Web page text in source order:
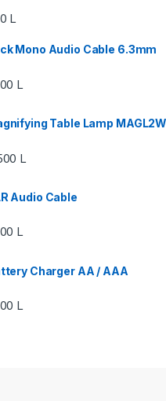
L
Mono Audio Cable 6.3mm
L
Table Lamp
L
Audio Cable
L
Charger AA / AAA
L